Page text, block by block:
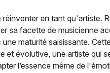
réinventer en tant qu'artiste.
sa facette de musicienne
maturité saisissante.
et évolutive, une artiste qui
l’essence même de